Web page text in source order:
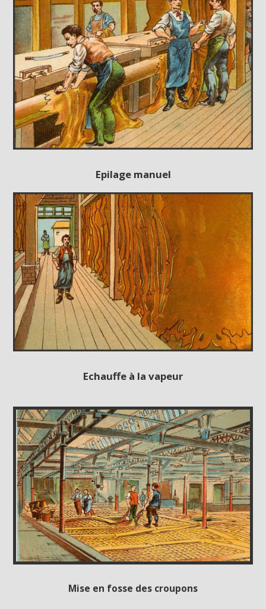
Epilage manuel
Echauffe à la vapeur
Mise en fosse des croupons